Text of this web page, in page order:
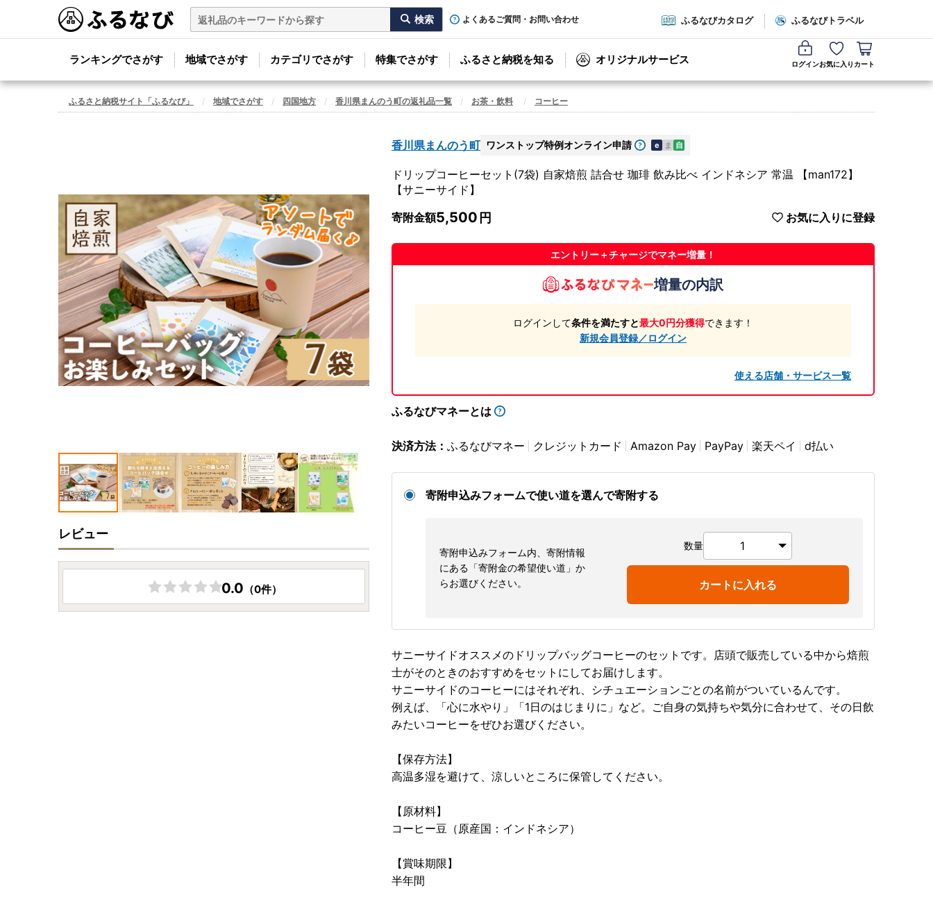
よくあるご質問・お問い合わせ ふるなびカタログ ふるなびトラベル
ランキングでさがす 地域でさがす カテゴリでさがす 特集でさがす ふるさと納税を知る オリジナルサービス ログインお気に入り カート
ふるさと納税サイト「ふるなび」 地域でさがす 四国地方 香川県まんのう町の返礼品一覧 お茶・飲料 コーヒー
香川県まんのう町 ワンストップ特例オンライン申請 e ま 自
ドリップコーヒーセット(7袋) 自家焙煎 詰合せ 珈琲 飲み比べ インドネシア 常温 【man172】
【サニーサイド】
寄附金額5,500 お気に入りに登録
エントリー＋チャージでマネー増量！
増量の内訳
ログインして条件を満たすと最大0円分獲得できます！
新規会員登録／ログイン
使える店舗・サービス一覧
ふるなびマネーとは
決済方法： ふるなびマネー クレジットカード Amazon Pay PayPay 楽天ペイ d払い
寄附申込みフォームで使い道を選んで寄附する
寄附申込みフォーム内、寄附情報
にある「寄附金の希望使い道」か
らお選びください。
数量
カートに入れる
サニーサイドオススメのドリップバッグコーヒーのセットです。店頭で販売している中から焙煎
士がそのときのおすすめをセットにしてお届けします。
サニーサイドのコーヒーにはそれぞれ、シチュエーションごとの名前がついているんです。
例えば、「心に水やり」「1日のはじまりに」など。ご自身の気持ちや気分に合わせて、その日飲
みたいコーヒーをぜひお選びください。
【保存方法】
高温多湿を避けて、涼しいところに保管してください。
【原材料】
コーヒー豆（原産国：インドネシア）
【賞味期限】
半年間
レビュー
0.0 （0件）